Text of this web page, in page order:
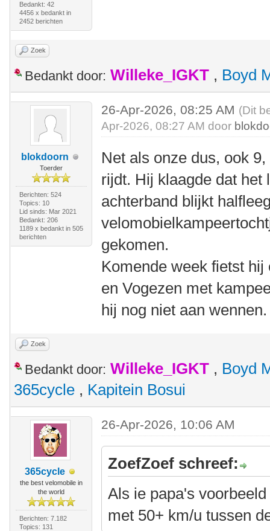
Bedankt: 42
4456 x bedankt in
2452 berichten
Zoek
Bedankt door: Willeke_IGKT , Boyd
blokdoorn
Toerder
Berichten: 524
Topics: 10
Lid sinds: Mar 2021
Bedankt: 206
1189 x bedankt in 505
berichten
26-Apr-2026, 08:25 AM (Dit
Apr-2026, 08:27 AM door
Net als onze dus, ook
rijdt. Hij klaagde dat het
achterband blijkt
gekomen.
Komende week fietst hij
en Vogezen met
hij nog niet aan wennen.
Zoek
Bedankt door: Willeke_IGKT , Boyd
365cycle , Kapitein Bosui
365cycle
the best velomobile in
the world
Berichten: 7.182
Topics: 131
26-Apr-2026, 10:06 AM
ZoefZoef schreef:
Als ie papa's
met 50+ km/u tussen